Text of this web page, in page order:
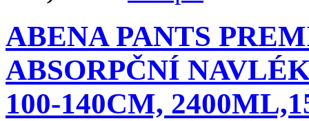
ABENA PANTS
ABSORPČNÍ
100-140CM,